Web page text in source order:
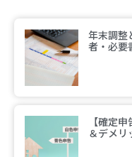
年末調整
者・必要
【確定
＆デメリ